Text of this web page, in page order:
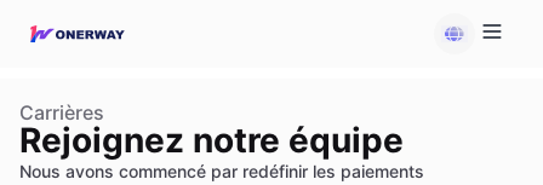
Carrières
Rejoignez notre équipe
Nous avons commencé par redéfinir les paiements